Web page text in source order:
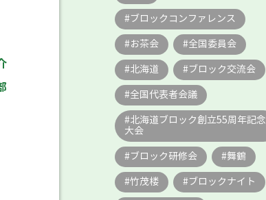
ブロックコンファレンス
お茶会 全国委員会
北海道 ブロック交流会
全国代表者会議
北海道ブロック創立55周年記念
大会
ブロック研修会 舞鶴
竹茂楼 ブロックナイト